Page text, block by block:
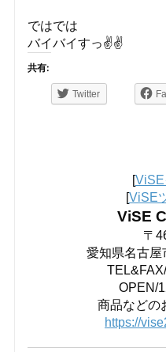
ではでは
バイバイすっ✌️✌️
共有:
Twitter
[ViSE
[ViSE
ViSE
〒
愛知県名古屋
OPEN/
商品などの
https://